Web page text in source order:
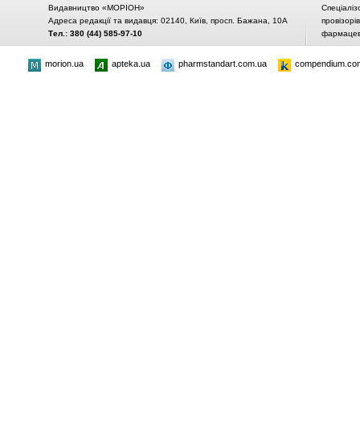
Видавництво «МОРІОН»
Адреса редакції та видавця: 02140, Київ, просп. Бажана, 10А
Тел.: 380 (44) 585-97-10
morion.ua apteka.ua pharmstandart.com.ua